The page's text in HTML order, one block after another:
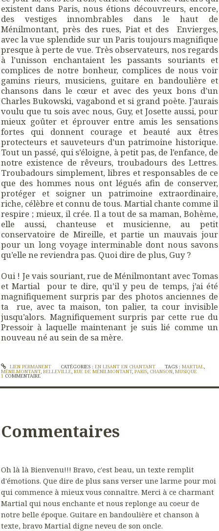
existent dans Paris, nous étions découvreurs, encore,
des vestiges innombrables dans le haut de
Ménilmontant, près des rues, Piat et des Envierges,
avec la vue splendide sur un Paris toujours magnifique
presque à perte de vue. Très observateurs, nos regards
à l’unisson enchantaient les passants souriants et
complices de notre bonheur, complices de nous voir
gamins rieurs, musiciens, guitare en bandoulière et
chansons dans le cœur et avec des yeux bons d’un
Charles Bukowski, vagabond et si grand poète. J’aurais
voulu que tu sois avec nous, Guy, et Josette aussi, pour
mieux goûter et éprouver entre amis les sensations
fortes qui donnent courage et beauté aux êtres
protecteurs et sauveteurs d’un patrimoine historique.
Tout un passé, qui s’éloigne, à petit pas, de l’enfance, de
notre existence de rêveurs, troubadours des Lettres.
Troubadours simplement, libres et responsables de ce
que des hommes nous ont légués afin de conserver,
protéger et soigner un patrimoine extraordinaire,
riche, célèbre et connu de tous. Martial chante comme il
respire ; mieux, il crée. Il a tout de sa maman, Bohème,
elle aussi, chanteuse et musicienne, au petit
conservatoire de Mireille, et partie un mauvais jour
pour un long voyage interminable dont nous savons
qu’elle ne reviendra pas. Quoi dire de plus, Guy ?
Oui ! Je vais souriant, rue de Ménilmontant avec Tomas
et Martial pour te dire, qu’il y peu de temps, j’ai été
magnifiquement surpris par des photos anciennes de
ta rue, avec ta maison, ton palier, ta cour invisible
jusqu’alors. Magnifiquement surpris par cette rue du
Pressoir à laquelle maintenant je suis lié comme un
nouveau né au sein de sa mère.
LIEN PERMANENT CATÉGORIES : EN LISANT EN CHANTANT TAGS :MARTIAL,
MÉNILMONTANT, BELLEVILLE, RUE DE MÉNILMONTANT, PARIS, CHANSON, MUSIQUE
1 COMMENTAIRE
Commentaires
Oh là là Bienvenu!!! Bravo, c'est beau, un texte remplit
d'émotions. Que dire de plus sans verser une larme pour moi
qui commence à mieux vous connaître. Merci à ce charmant
Martial qui nous enchante et nous replonge au coeur de
notre belle époque. Guitare en bandoulière et chanson à
texte, bravo Martial digne neveu de son oncle.